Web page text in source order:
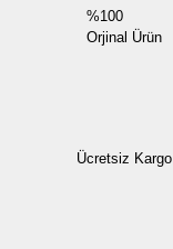
%100
Orjinal Ürün
Ücretsiz Kargo